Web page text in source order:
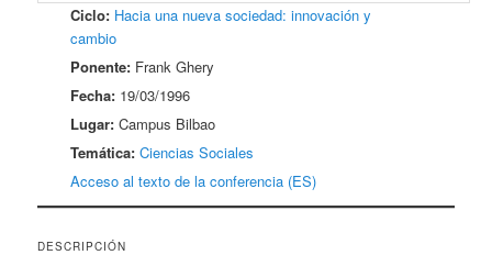
Ciclo: Hacia una nueva sociedad: innovación y
cambio
Ponente: Frank Ghery
Fecha: 19/03/1996
Lugar: Campus Bilbao
Temática: Ciencias Sociales
Acceso al texto de la conferencia (ES)
DESCRIPCIÓN